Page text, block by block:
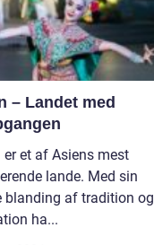
– Landet med
et af Asiens mest
lande. Med sin
blanding af tradition og
ha...